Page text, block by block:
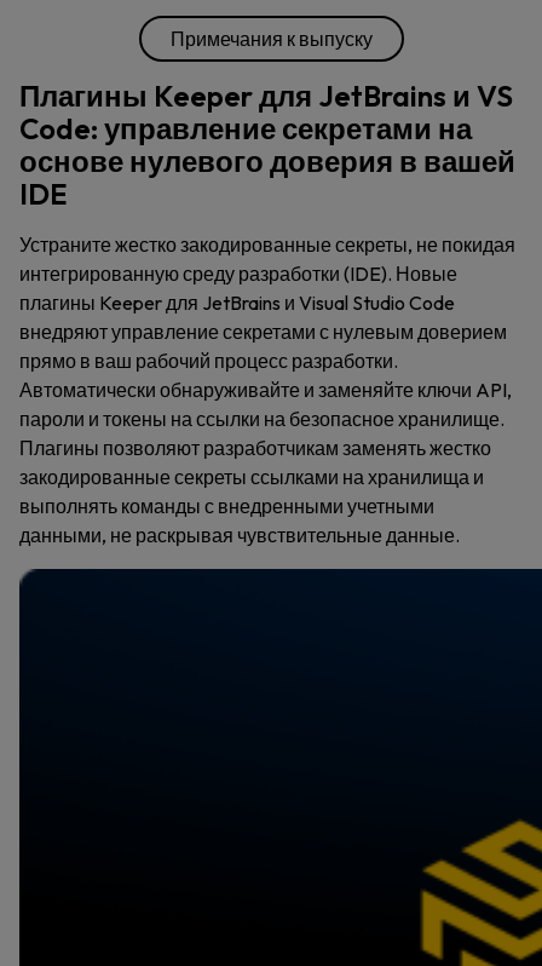
Примечания к выпуску
Плагины Keeper для JetBrains и VS
Code: управление секретами на
основе нулевого доверия в вашей
IDE
Устраните жестко закодированные секреты, не покидая
интегрированную среду разработки (IDE). Новые
плагины Keeper для JetBrains и Visual Studio Code
внедряют управление секретами с нулевым доверием
прямо в ваш рабочий процесс разработки.
Автоматически обнаруживайте и заменяйте ключи API,
пароли и токены на ссылки на безопасное хранилище.
Плагины позволяют разработчикам заменять жестко
закодированные секреты ссылками на хранилища и
выполнять команды с внедренными учетными
данными, не раскрывая чувствительные данные.